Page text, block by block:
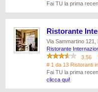
Fai TU la prima
Ristorante
Via Sammartino
Ristorante
3.56
# 1 da 13 Ristoranti
Fai TU la prima
clicca qui!